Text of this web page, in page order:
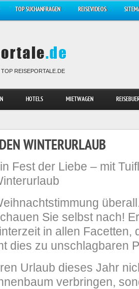
TOP SUCHANFRAGEN REISEVIDEOS
REISEPORTALE.DE
HOTELS MIETWAGEN
WINTERURLAUB
Fest der Liebe – mit
Sie selbst nach!
in allen Facetten,
dies zu unschlagbaren
Urlaub dieses Jahr
verbringen,